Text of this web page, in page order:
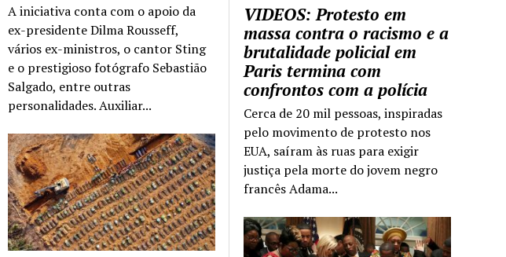
VIDEOS: Protesto em
massa contra o racismo e a
brutalidade policial em
Paris termina com
confrontos com a polícia
Cerca de 20 mil pessoas, inspiradas
pelo movimento de protesto nos
EUA, saíram às ruas para exigir
justiça pela morte do jovem negro
francês Adama...
A iniciativa conta com o apoio da
ex-presidente Dilma Rousseff,
vários ex-ministros, o cantor Sting
e o prestigioso fotógrafo Sebastião
Salgado, entre outras
personalidades. Auxiliar...